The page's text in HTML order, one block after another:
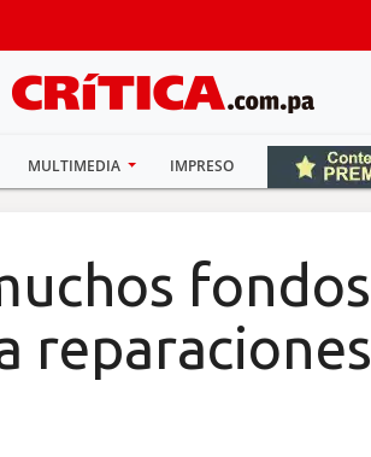
MULTIMEDIA IMPRESO
fondos
reparaciones